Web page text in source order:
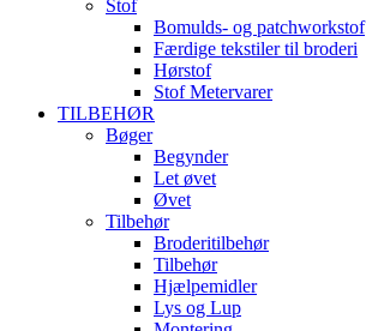
Stof
Bomulds- og patchworkstof
Færdige tekstiler til broderi
Hørstof
Stof Metervarer
TILBEHØR
Bøger
Begynder
Let øvet
Øvet
Tilbehør
Broderitilbehør
Tilbehør
Hjælpemidler
Lys og Lup